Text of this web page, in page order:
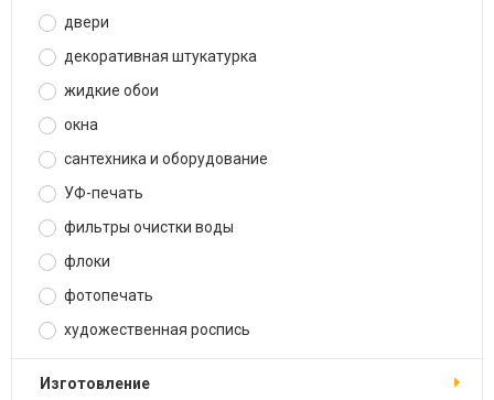
двери
декоративная штукатурка
жидкие обои
окна
сантехника и оборудование
УФ-печать
фильтры очистки воды
флоки
фотопечать
художественная роспись
изготовление